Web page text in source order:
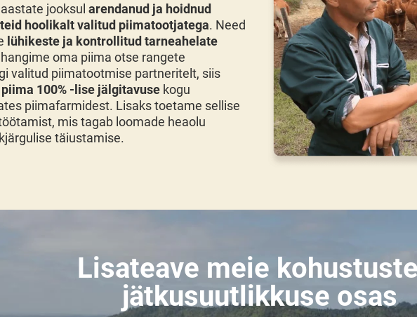
jooksul arendanud ja hoidnud
hoolikalt valitud piimatootjatega. Need
lühikeste ja kontrollitud tarneahelate
oma piima otse rangete
valitud piimatootmise partneritelt, siis
piima 100% -lise jälgitavusekogu
piimafarmidest. Lisaks toetame sellise
mis tagab loomade heaolu
täiustamise.
Lisateave meie
jätkusuutlikkuse osas